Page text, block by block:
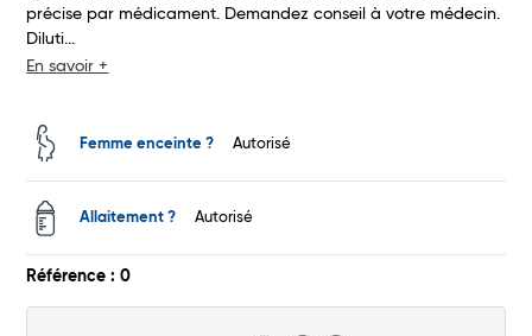
Commander
précise par médicament. Demandez conseil à votre médecin.
Diluti...
En savoir +
Femme enceinte ? Autorisé
Allaitement ? Autorisé
Référence : 0